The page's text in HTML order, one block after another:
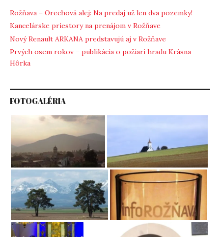
Rožňava – Orechová alej: Na predaj už len dva pozemky!
Kancelárske priestory na prenájom v Rožňave
Nový Renault ARKANA predstavujú aj v Rožňave
Prvých osem rokov – publikácia o požiari hradu Krásna
Hôrka
FOTOGALÉRIA